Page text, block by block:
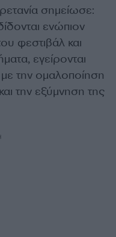
σημείωσε:
ενώπιον
φεστιβάλ και
εγείρονται
την ομαλοποίηση
την εξύμνηση της